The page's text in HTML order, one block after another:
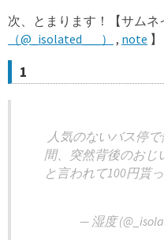
次、とまります！【サムネ
（@_isolated___）
, note 】
1
人気のないバス停
間、突然背後のおじ
と言われて100円貰
— 湿度